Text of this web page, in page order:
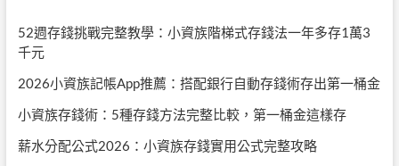
52週存錢挑戰完整教學：小資族階梯式存錢法一年多存1萬3
千元
2026小資族記帳App推薦：搭配銀行自動存錢術存出第一桶金
小資族存錢術：5種存錢方法完整比較，第一桶金這樣存
薪水分配公式2026：小資族存錢實用公式完整攻略